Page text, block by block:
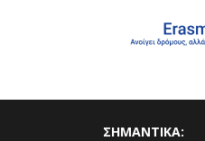
ΣHMANTIKA: